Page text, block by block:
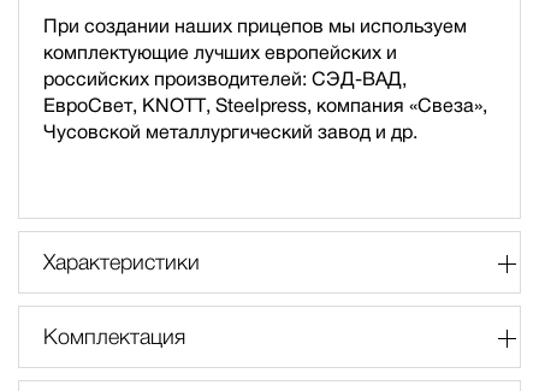
При создании наших прицепов мы используем
комплектующие лучших европейских и
российских производителей: СЭД-ВАД,
ЕвроСвет, KNOTT, Steelpress, компания «Свеза»,
Чусовской металлургический завод и др.
Характеристики
Комплектация